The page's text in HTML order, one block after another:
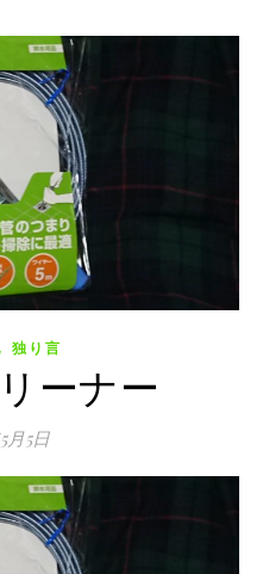
, 独り言
ーナー
月5日